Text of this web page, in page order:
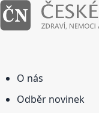
O nás
Odběr novinek